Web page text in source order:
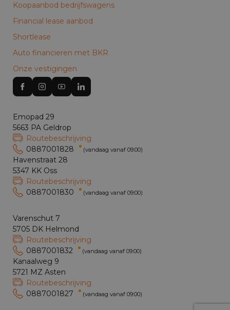
Koopaanbod bedrijfswagens
Financial lease aanbod
Shortlease
Auto financieren met BKR
Onze vestigingen
Emopad 29
5663 PA Geldrop
Routebeschrijving
0887001828
(vandaag vanaf 09:00)
Havenstraat 28
5347 KK Oss
Routebeschrijving
0887001830
(vandaag vanaf 09:00)
Varenschut 7
5705 DK Helmond
Routebeschrijving
0887001832
(vandaag vanaf 09:00)
Kanaalweg 9
5721 MZ Asten
Routebeschrijving
0887001827
(vandaag vanaf 09:00)